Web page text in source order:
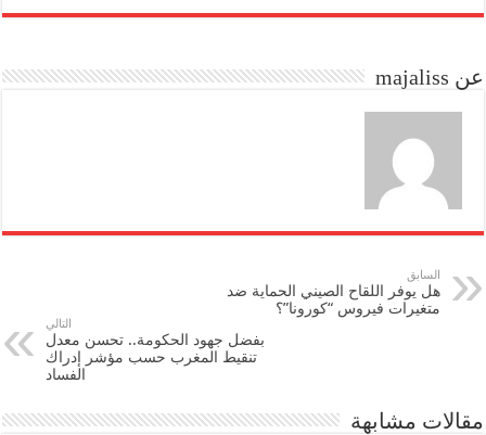
bo
to
n
ail
re
عن majaliss
السابق
هل يوفر اللقاح الصيني الحماية ضد
متغيرات فيروس “كورونا”؟
التالي
بفضل جهود الحكومة.. تحسن معدل
تنقيط المغرب حسب مؤشر إدراك
الفساد
مقالات مشابهة